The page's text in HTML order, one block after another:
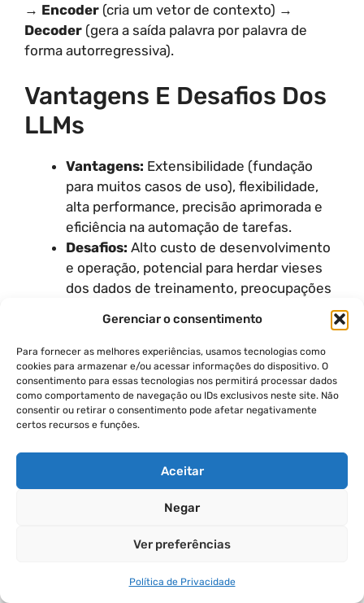
Gerenciar o consentimento
Para fornecer as melhores experiências, usamos tecnologias como
cookies para armazenar e/ou acessar informações do dispositivo. O
consentimento para essas tecnologias nos permitirá processar dados
como comportamento de navegação ou IDs exclusivos neste site. Não
consentir ou retirar o consentimento pode afetar negativamente
certos recursos e funções.
Aceitar
Negar
Ver preferências
Política de Privacidade
→ Encoder (cria um vetor de contexto) →
Decoder (gera a saída palavra por palavra de
forma autorregressiva).
Vantagens E Desafios Dos
LLMs
Vantagens: Extensibilidade (fundação
para muitos casos de uso), flexibilidade,
alta performance, precisão aprimorada e
eficiência na automação de tarefas.
Desafios: Alto custo de desenvolvimento
e operação, potencial para herdar vieses
dos dados de treinamento, preocupações
éticas (privacidade, conteúdo prejudicial) e
dificuldade de explicabilidade (como o
modelo chega a uma decisão), além do
risco de “alucinação” (respostas
imprecisas).
AGENTES DE IA GENERATIVA DA
OPENAI
Agentes de IA Generativa (como o Operator
Agent e o Deep Research Agent da OpenAI) são
e raciocinar sobre elas.
Operator Agent (Baseado no Modelo